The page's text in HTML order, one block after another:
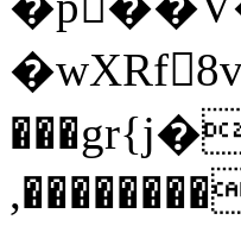
�wXRf